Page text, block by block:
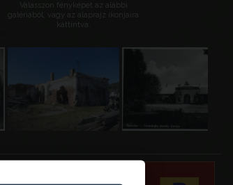
Válasszon fényképet az alábbi
galériából, vagy az alaprajz ikonjaira
kattintva.